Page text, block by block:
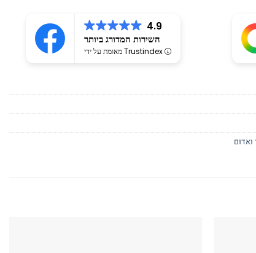
4.9
השירות המדורג ביותר
מאומת על ידי Trustindex